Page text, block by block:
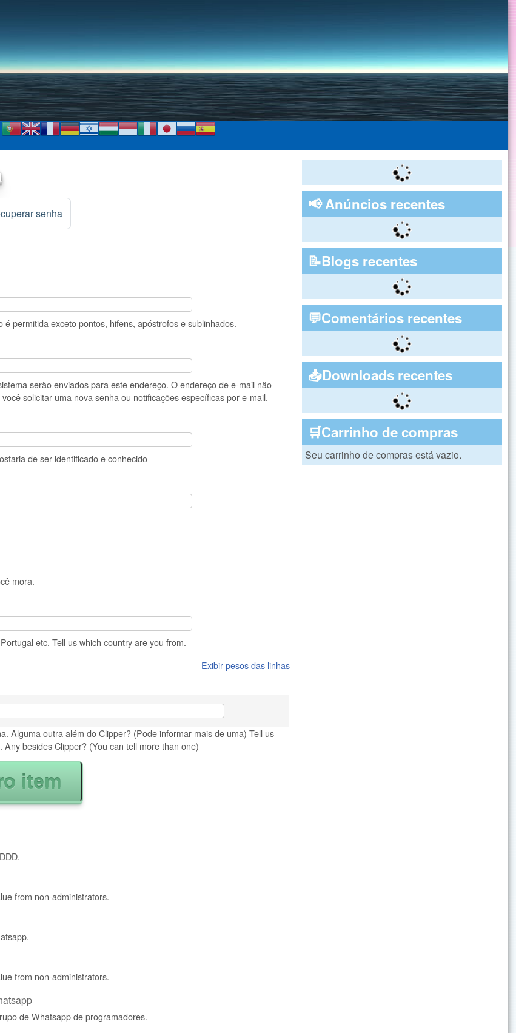
senha
permitida exceto pontos, hifens, apóstrofos e sublinhados.
serão enviados para este endereço. O endereço de e-mail não
solicitar uma nova senha ou notificações específicas por e-mail.
de ser identificado e conhecido
mora.
etc. Tell us which country are you from.
Exibir pesos das linhas
Alguma outra além do Clipper? (Pode informar mais de uma) Tell us
besides Clipper? (You can tell more than one)
from non-administrators.
from non-administrators.
de Whatsapp de programadores.
📢 Anúncios recentes
📝Blogs recentes
💬Comentários recentes
📥Downloads recentes
🛒Carrinho de compras
Seu carrinho de compras está vazio.